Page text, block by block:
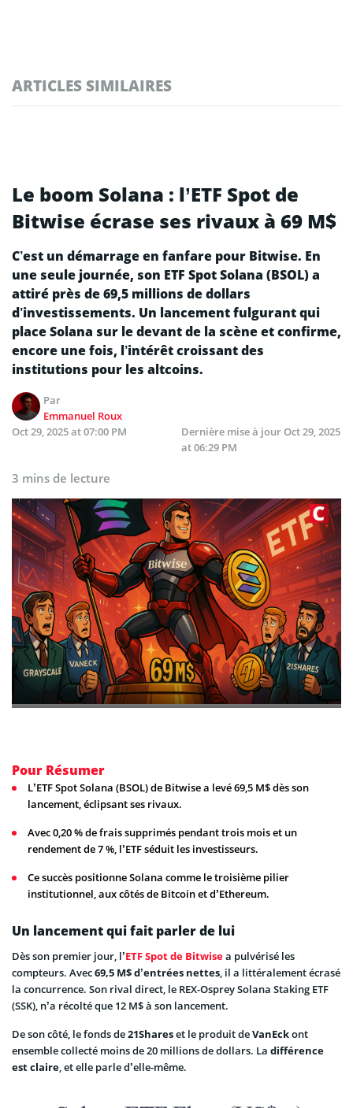
ARTICLES SIMILAIRES
Le boom Solana : l’ETF Spot de
Bitwise écrase ses rivaux à 69 M$
C’est un démarrage en fanfare pour Bitwise. En
une seule journée, son ETF Spot Solana (BSOL) a
attiré près de 69,5 millions de dollars
d’investissements. Un lancement fulgurant qui
place Solana sur le devant de la scène et confirme,
encore une fois, l’intérêt croissant des
institutions pour les altcoins.
Par
Emmanuel Roux
Oct 29, 2025 at 07:00 PM
Dernière mise à jourOct 29, 2025
at 06:29 PM
3 mins de lecture
Pour Résumer
L’ETF Spot Solana (BSOL) de Bitwise a levé 69,5 M$ dès son
lancement, éclipsant ses rivaux.
Avec 0,20 % de frais supprimés pendant trois mois et un
rendement de 7 %, l’ETF séduit les investisseurs.
Ce succès positionne Solana comme le troisième pilier
institutionnel, aux côtés de Bitcoin et d’Ethereum.
Un lancement qui fait parler de lui
Dès son premier jour, l’ETF Spot de Bitwisea pulvérisé les
compteurs. Avec69,5 M$ d’entrées nettes , il a littéralement écrasé
la concurrence. Son rival direct, le REX-Osprey Solana Staking ETF
(SSK), n’a récolté que 12 M$ à son lancement.
De son côté, le fonds de21Shareset le produit deVanEckont
ensemble collecté moins de 20 millions de dollars. La différence
est claire , et elle parle d’elle-même.